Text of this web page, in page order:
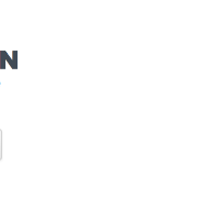
Aller